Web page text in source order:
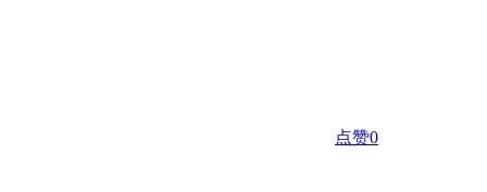
点赞0